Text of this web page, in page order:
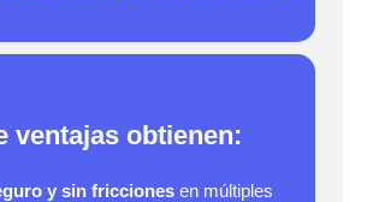
ventajas obtienen:
y sin fricciones en múltiples